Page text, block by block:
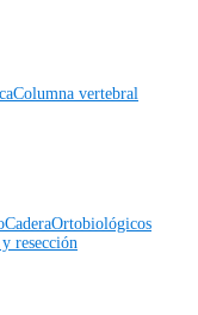
Columna vertebral
CaderaOrtobiológicos
resección